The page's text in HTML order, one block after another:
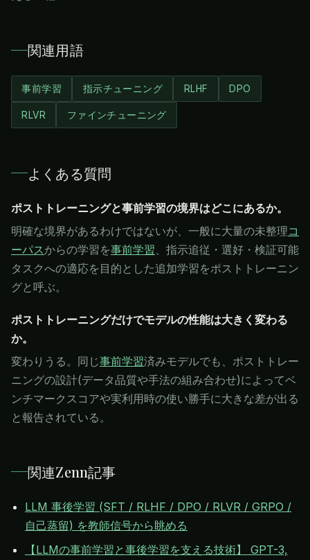
関連用語
事前学習 指示チューニング RLHF DPO
RLVR ファインチューニング
よくある質問
ポストトレーニングと事前学習の境界はどこにあるか。
明確な境界があるわけではないが、一般に大量の未整理コ
ーパスからの学習を事前学習 、指示追従・選好・検証可能
タスクへの適応を目的とした追加学習をポストトレーニン
グと呼ぶ。
ポストトレーニングだけでモデルの性能は大きく変わる
か。
変わりうる。同じ事前学習済みモデルでも、ポストトレー
ニングの設計(データ品質や手法の組み合わせ)によってベ
ンチマークスコアや実利用時の使い勝手に大きな差が出る
と報告されている。
関連Zenn記事
LLM 事後学習 (SFT / RLHF / DPO / RLVR / GRPO /
自己蒸留) を教師信号から眺める
【LLMの事前学習と事後学習を支える技術】 GPT-3,